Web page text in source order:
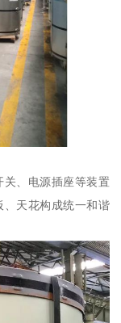
、电源插座等装置
、天花构成统一和谐